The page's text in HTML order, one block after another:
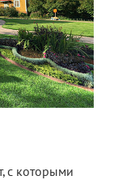
с которыми